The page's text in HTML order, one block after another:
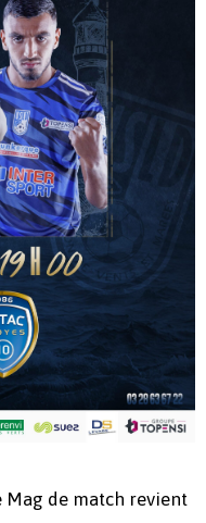
Mag de match revient